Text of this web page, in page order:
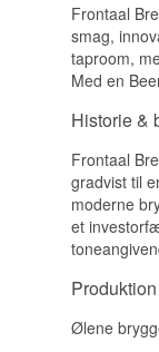
Frontaal
smag,
taproom,
Med en
Historie &
Frontaal
gradvist til
moderne
et
Ølene